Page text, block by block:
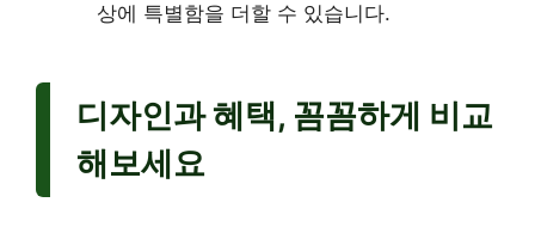
상에 특별함을 더할 수 있습니다.
디자인과 혜택, 꼼꼼하게 비교
해보세요